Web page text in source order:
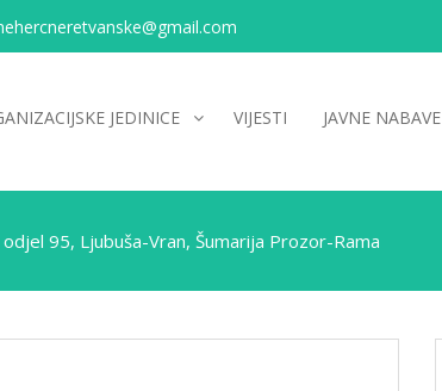
JEDINICE VIJESTI JAVNE NABAVE
95, Ljubuša-Vran, Šumarija Prozor-Rama